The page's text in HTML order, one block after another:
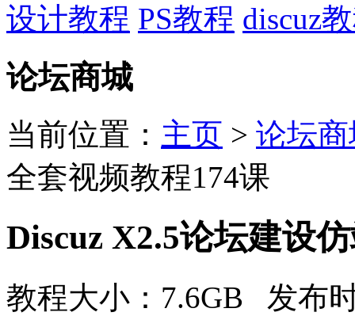
设计教程 PS教程 discuz
论坛商城
当前位置： 主页 > 论坛
全套视频教程174课
Discuz X2.5论坛建设
教程大小：7.6GB 发布